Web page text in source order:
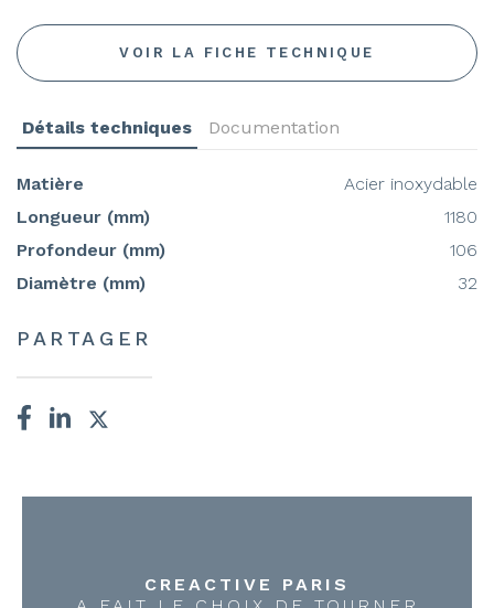
VOIR LA FICHE TECHNIQUE
Détails techniques Documentation
Matière
Acier inoxydable
Longueur (mm)
1180
Profondeur (mm)
106
Diamètre (mm)
32
PARTAGER
CREACTIVE PARIS